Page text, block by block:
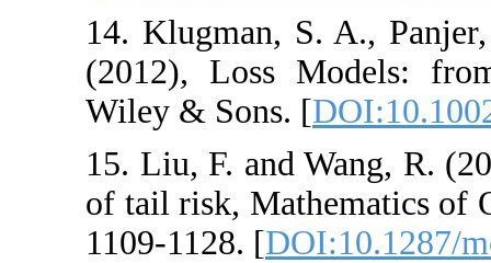
14. Klugman, S.
(2012), Loss
Wiley & Sons. [
15. Liu, F. and
of tail risk,
1109-1128. [